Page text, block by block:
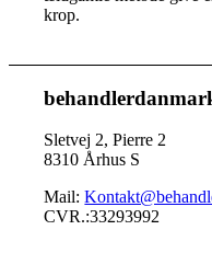
krop.
Sletvej 2, Pierre 2
8310 Århus S
Mail:
CVR.:33293992